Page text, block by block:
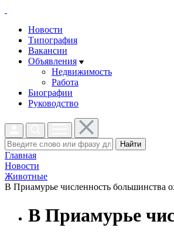
Новости
Типография
Вакансии
Объявления
Недвижимость
Работа
Биографии
Руководство
Найти
Главная
Новости
Животные
В Приамурье численность большинства
В Приамурье